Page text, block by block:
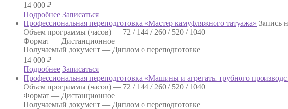
14 000 ₽
Подробнее Записаться
Профессиональная переподготовка «Мастер камуфляжного татуажа» Запись
Объем программы (часов) — 72 / 144 / 260 / 520 / 1040
Формат — Дистанционное
Получаемый документ — Диплом о переподготовке
14 000 ₽
Подробнее Записаться
Профессиональная переподготовка «Машины и агрегаты трубного
Объем программы (часов) — 72 / 144 / 260 / 520 / 1040
Формат — Дистанционное
Получаемый документ — Диплом о переподготовке